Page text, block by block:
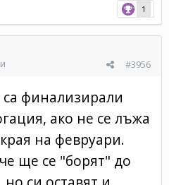
1
#3956
финализирали
ако не се лъжа
на февруари.
ще се "борят" до